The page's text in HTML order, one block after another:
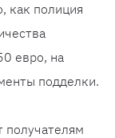
как полиция
евро, на
подделки.
получателям